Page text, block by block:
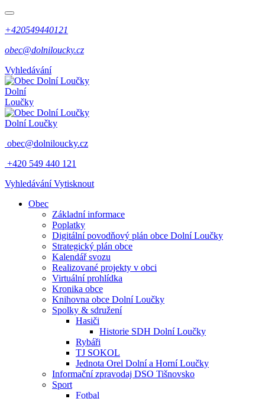
+420549440121
obec@dolniloucky.cz
Vyhledávání
Dolní
Loučky
Dolní Loučky
obec@dolniloucky.cz
+420 549 440 121
Vyhledávání Vytisknout
Obec
Základní informace
Poplatky
Digitální povodňový plán obce Dolní Loučky
Strategický plán obce
Kalendář svozu
Realizované projekty v obci
Virtuální prohlídka
Kronika obce
Knihovna obce Dolní Loučky
Spolky & sdružení
Hasiči
Historie SDH Dolní Loučky
Rybáři
TJ SOKOL
Jednota Orel Dolní a Horní Loučky
Informační zpravodaj DSO Tišnovsko
Sport
Fotbal